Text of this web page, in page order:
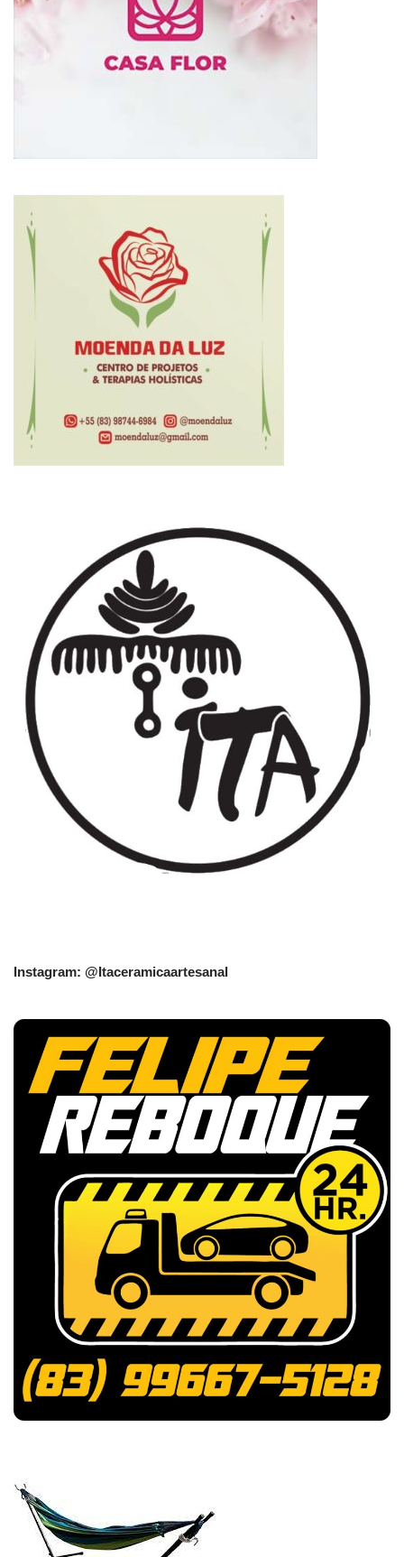
Instagram: @Itaceramicaartesanal